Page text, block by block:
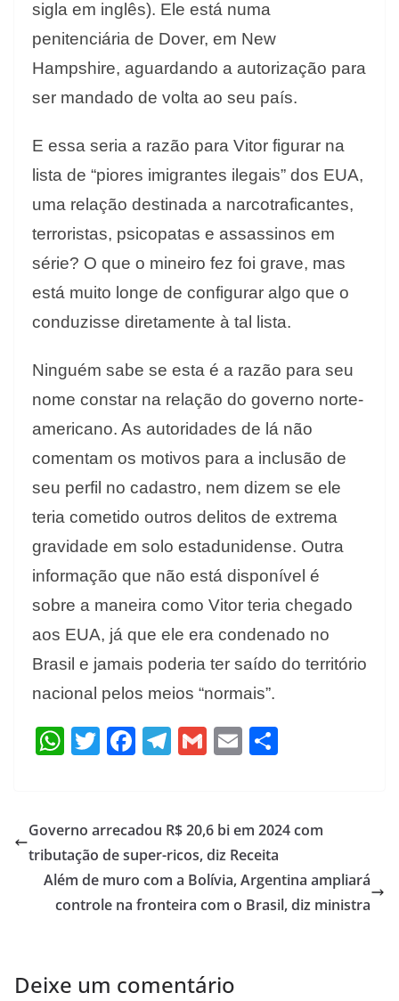
sigla em inglês). Ele está numa
penitenciária de Dover, em New
Hampshire, aguardando a autorização para
ser mandado de volta ao seu país.
E essa seria a razão para Vitor figurar na
lista de “piores imigrantes ilegais” dos EUA,
uma relação destinada a narcotraficantes,
terroristas, psicopatas e assassinos em
série? O que o mineiro fez foi grave, mas
está muito longe de configurar algo que o
conduzisse diretamente à tal lista.
Ninguém sabe se esta é a razão para seu
nome constar na relação do governo norte-
americano. As autoridades de lá não
comentam os motivos para a inclusão de
seu perfil no cadastro, nem dizem se ele
teria cometido outros delitos de extrema
gravidade em solo estadunidense. Outra
informação que não está disponível é
sobre a maneira como Vitor teria chegado
aos EUA, já que ele era condenado no
Brasil e jamais poderia ter saído do território
nacional pelos meios “normais”.
W
s
A
p
p
T
er
F
b
o
o
k
T
gr
a
m
G
l
E
l e
Governo arrecadou R$ 20,6 bi em 2024 com
tributação de super-ricos, diz Receita
Além de muro com a Bolívia, Argentina ampliará
controle na fronteira com o Brasil, diz ministra
Deixe um comentário